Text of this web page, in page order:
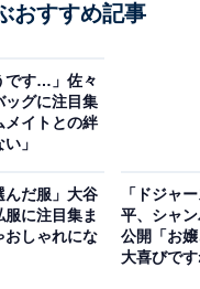
おすすめ記事
です…」佐々
ッグに注目集
メイトとの絆
」
んだ服」大谷
に注目集ま
おしゃれにな
「ドジャ
平、シャ
公開「お
大喜びです